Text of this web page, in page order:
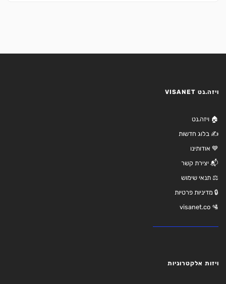
ויזה.נט VISANET
🏠 ויזה.נט
✍️ בלוג חדשות
💙 אודותינו
📬 יצירת קשר
⚖️ תנאי שימוש
🔒 מדיניות פרטיות
🛂 visanet.co
ויזות אלקטרוניות